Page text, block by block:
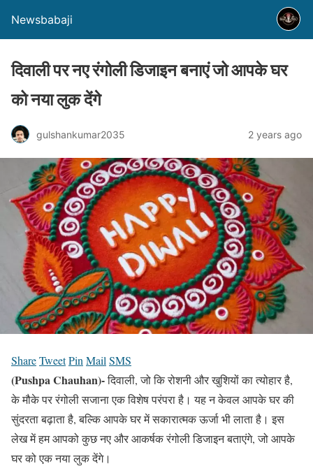
Newsbabaji
दिवाली पर नए रंगोली डिजाइन बनाएं जो आपके घर
को नया लुक देंगे
gulshankumar2035 2 years ago
ShareTweetPin Mail SMS
(Pushpa Chauhan)-दिवाली, जो कि रोशनी और खुशियों का त्योहार है,
के मौके पर रंगोली सजाना एक विशेष परंपरा है। यह न केवल आपके घर की
सुंदरता बढ़ाता है, बल्कि आपके घर में सकारात्मक ऊर्जा भी लाता है। इस
लेख में हम आपको कुछ नए और आकर्षक रंगोली डिजाइन बताएंगे, जो आपके
घर को एक नया लुक देंगे।